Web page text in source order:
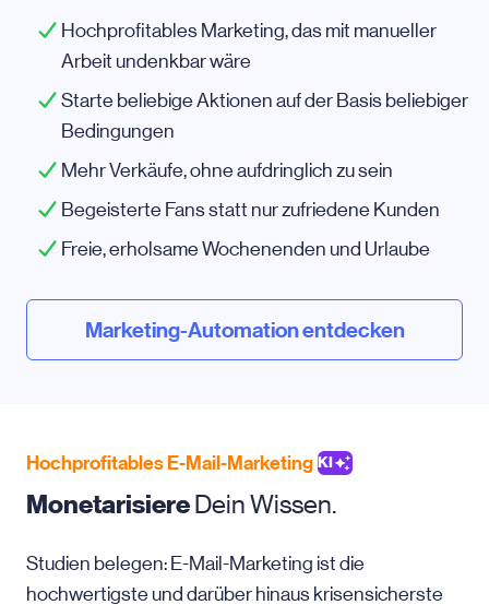
Hochprofitables Marketing, das mit manueller
Arbeit undenkbar wäre
Starte beliebige Aktionen auf der Basis beliebiger
Bedingungen
Mehr Verkäufe, ohne aufdringlich zu sein
Begeisterte Fans statt nur zufriedene Kunden
Freie, erholsame Wochenenden und Urlaube
Marketing-Automation entdecken
Hochprofitables E-Mail-Marketing KI
MonetarisiereDein Wissen.
Studien belegen: E-Mail-Marketing ist die
hochwertigste und darüber hinaus krisensicherste